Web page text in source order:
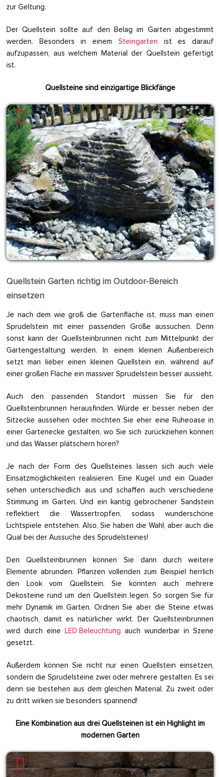
zur Geltung.
Der Quellstein sollte auf den Belag im Garten abgestimmt
werden. Besonders in einem Steingarten ist es darauf
aufzupassen, aus welchem Material der Quellstein gefertigt
ist.
Quellsteine sind einzigartige Blickfänge
Quellstein Garten richtig im Outdoor-Bereich
einsetzen
Je nach dem wie groß die Gartenfläche ist, muss man einen
Sprudelstein mit einer passenden Größe aussuchen. Denn
sonst kann der Quellsteinbrunnen nicht zum Mittelpunkt der
Gartengestaltung werden. In einem kleinen Außenbereich
setzt man lieber einen kleinen Quellstein ein, während auf
einer großen Fläche ein massiver Sprudelstein besser aussieht.
Auch den passenden Standort müssen Sie für den
Quellsteinbrunnen herausfinden. Würde er besser neben der
Sitzecke aussehen oder möchten Sie eher eine Ruheoase in
einer Gartenecke gestalten, wo Sie sich zurückziehen können
und das Wasser plätschern hören?
Je nach der Form des Quellsteines lassen sich auch viele
Einsatzmöglichkeiten realisieren. Eine Kugel und ein Quader
sehen unterschiedlich aus und schaffen auch verschiedene
Stimmung im Garten. Und ein kantig gebrochener Sandstein
reflektiert die Wassertropfen, sodass wunderschöne
Lichtspiele entstehen. Also, Sie haben die Wahl, aber auch die
Qual bei der Aussuche des Sprudelsteines!
Den Quellsteinbrunnen können Sie dann durch weitere
Elemente abrunden. Pflanzen vollenden zum Beispiel herrlich
den Look vom Quellstein. Sie könnten auch mehrere
Dekosteine rund um den Quellstein legen. So sorgen Sie für
mehr Dynamik im Garten. Ordnen Sie aber die Steine etwas
chaotisch, damit es natürlicher wirkt. Der Quellsteinbrunnen
wird durch eine LED Beleuchtung auch wunderbar in Szene
gesetzt.
Außerdem können Sie nicht nur einen Quellstein einsetzen,
sondern die Sprudelsteine zwei oder mehrere gestalten. Es sei
denn sie bestehen aus dem gleichen Material. Zu zweit oder
zu dritt wirken sie besonders spannend!
Eine Kombination aus drei Quellsteinen ist ein Highlight im
modernen Garten